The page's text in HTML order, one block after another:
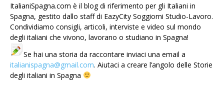
ItalianiSpagna.com è il blog di riferimento per gli Italiani in
Spagna, gestito dallo staff di EazyCity Soggiorni Studio-Lavoro.
Condividiamo consigli, articoli, interviste e video sul mondo
degli italiani che vivono, lavorano o studiano in Spagna!
Se hai una storia da raccontare inviaci una email a
italianispagna@gmail.com. Aiutaci a creare l’angolo delle Storie
degli italiani in Spagna